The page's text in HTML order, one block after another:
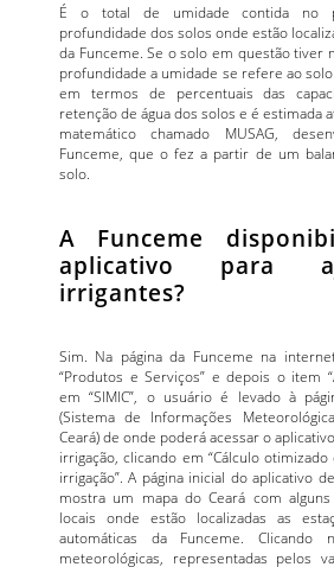
É o total de umidade contida no
profundidade dos solos onde estão
da Funceme. Se o solo em questão tiver
profundidade a umidade se refere ao
em termos de percentuais das
retenção de água dos solos e é estimada
matemático chamado MUSAG,
Funceme, que o fez a partir de um
solo.
A Funceme
aplicativo para
irrigantes?
Sim. Na página da Funceme na
“Produtos e Serviços” e depois o item
em “SIMIC”, o usuário é levado à
(Sistema de Informações
Ceará) de onde poderá acessar o
irrigação, clicando em “Cálculo
irrigação”. A página inicial do aplicativo
mostra um mapa do Ceará com
locais onde estão localizadas as
automáticas da Funceme. Clicando
meteorológicas, representadas pelos